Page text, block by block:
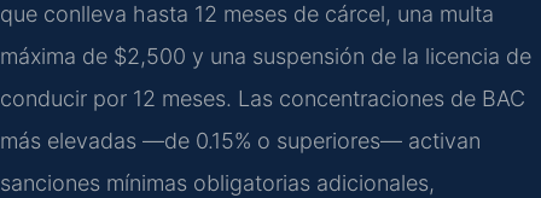
que conlleva hasta 12 meses de cárcel, una multa
máxima de $2,500 y una suspensión de la licencia de
conducir por 12 meses. Las concentraciones de BAC
más elevadas —de 0.15% o superiores— activan
sanciones mínimas obligatorias adicionales,